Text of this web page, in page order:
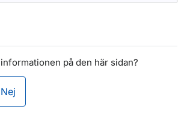
på den här sidan?
Nej